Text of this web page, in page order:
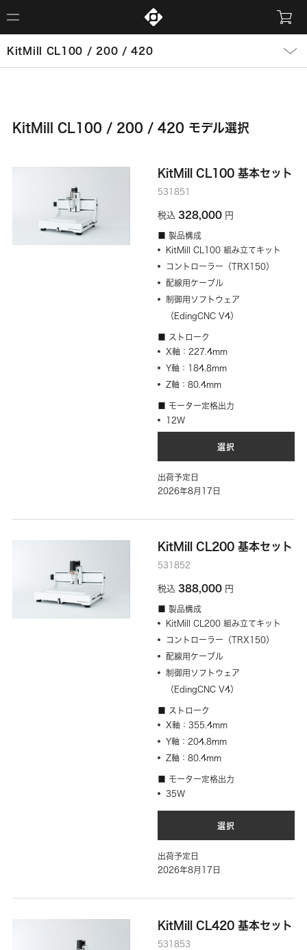
KitMill CL100 / 200 / 420
KitMill CL100 / 200 / 420 モデル選択
KitMill CL100 基本セット
531851
税込 328,000 円
■ 製品構成
KitMill CL100 組み立てキット
コントローラー（TRX150）
配線用ケーブル
制御用ソフトウェア
（EdingCNC V4）
■ ストローク
X軸：227.4mm
Y軸：184.8mm
Z軸：80.4mm
■ モーター定格出力
12W
選択
出荷予定日
2026年8月17日
KitMill CL200 基本セット
531852
税込 388,000 円
■ 製品構成
KitMill CL200 組み立てキット
コントローラー（TRX150）
配線用ケーブル
制御用ソフトウェア
（EdingCNC V4）
■ ストローク
X軸：355.4mm
Y軸：204.8mm
Z軸：80.4mm
■ モーター定格出力
35W
選択
出荷予定日
2026年8月17日
KitMill CL420 基本セット
531853